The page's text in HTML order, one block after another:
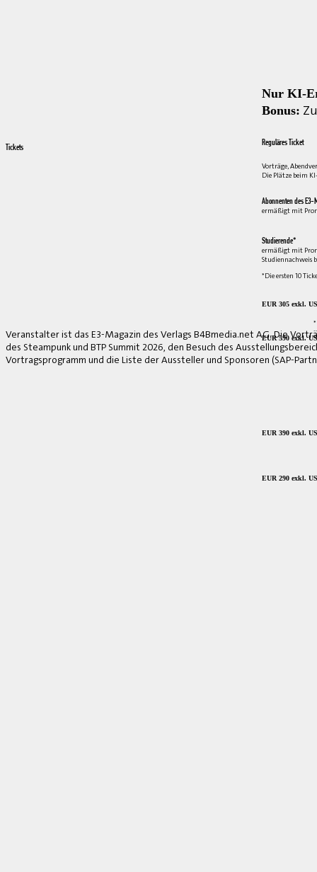
Nur KI-
Bonus:
Reguläres Ticket
Vorträge,
Die Plätze beim
Abonnenten des E3-
ermäßigt mit
Studierende*
ermäßigt mit
Studiennachweis
*Die ersten 10
EUR 305 exkl.
EUR 590 exkl.
EUR 390 exkl.
EUR 290 exkl.
Tickets
Veranstalter ist das E3-Magazin des Verlags B4Bmedia.net AG. Die
des Steampunk und BTP Summit 2026, den Besuch des
Vortragsprogramm und die Liste der Aussteller und Sponsoren (SAP-